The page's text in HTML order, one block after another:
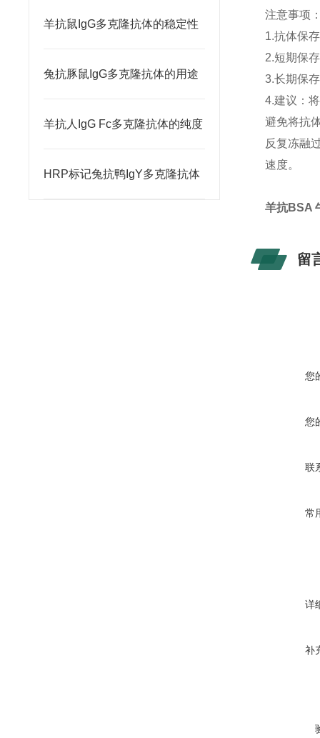
羊抗鼠IgG多克隆抗体的稳定性
兔抗豚鼠IgG多克隆抗体的用途
羊抗人IgG Fc多克隆抗体的纯度
HRP标记兔抗鸭IgY多克隆抗体
注意事项
1.抗体保
2.短期保
3.长期保
4.建议：
避免将抗
反复冻融
速度。
羊抗BSA
留
您
您
联
常
详
补